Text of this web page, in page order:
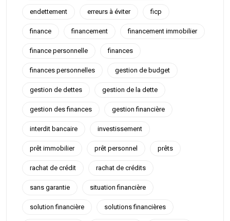
endettement erreurs à éviter ficp
finance financement financement immobilier
finance personnelle finances
finances personnelles gestion de budget
gestion de dettes gestion de la dette
gestion des finances gestion financière
interdit bancaire investissement
prêt immobilier prêt personnel prêts
rachat de crédit rachat de crédits
sans garantie situation financière
solution financière solutions financières